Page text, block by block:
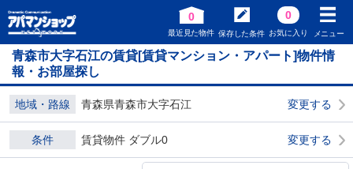
0
最近見た物件 保存した条件
0
お気に入り メニュー
青森市大字石江の賃貸[賃貸マンション・アパート]物件情
報・お部屋探し
地域・路線 青森県青森市大字石江 変更する
条件 賃貸物件 ダブル0 変更する